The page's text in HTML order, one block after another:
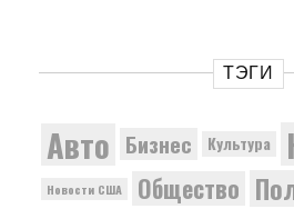
ТЭГИ
Авто Бизнес Культура
Новости США Общество